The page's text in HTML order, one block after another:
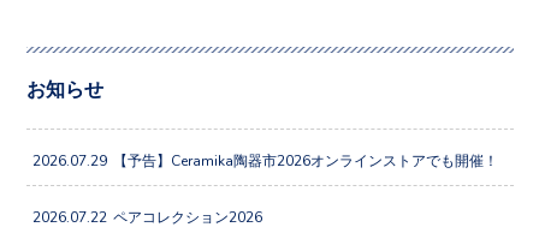
お知らせ
2026.07.29 【予告】Ceramika陶器市2026オンラインストアでも開催！
2026.07.22 ペアコレクション2026